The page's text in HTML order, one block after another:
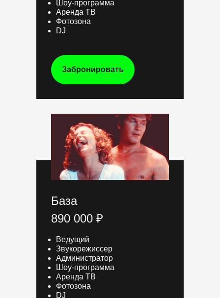
База
890 000 ₽
Шоу-программа
Аренда ТВ
Фотозона
DJ
Ведущий
Звукорежиссер
Администратор
Шоу-программа
Аренда ТВ
Фотозона
DJ
Забронировать